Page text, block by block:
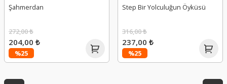
Şahmerdan
%25
272,00 ₺
204,00 ₺
Step Bir Yolculuğun Öyküsü
%25
316,00 ₺
237,00 ₺